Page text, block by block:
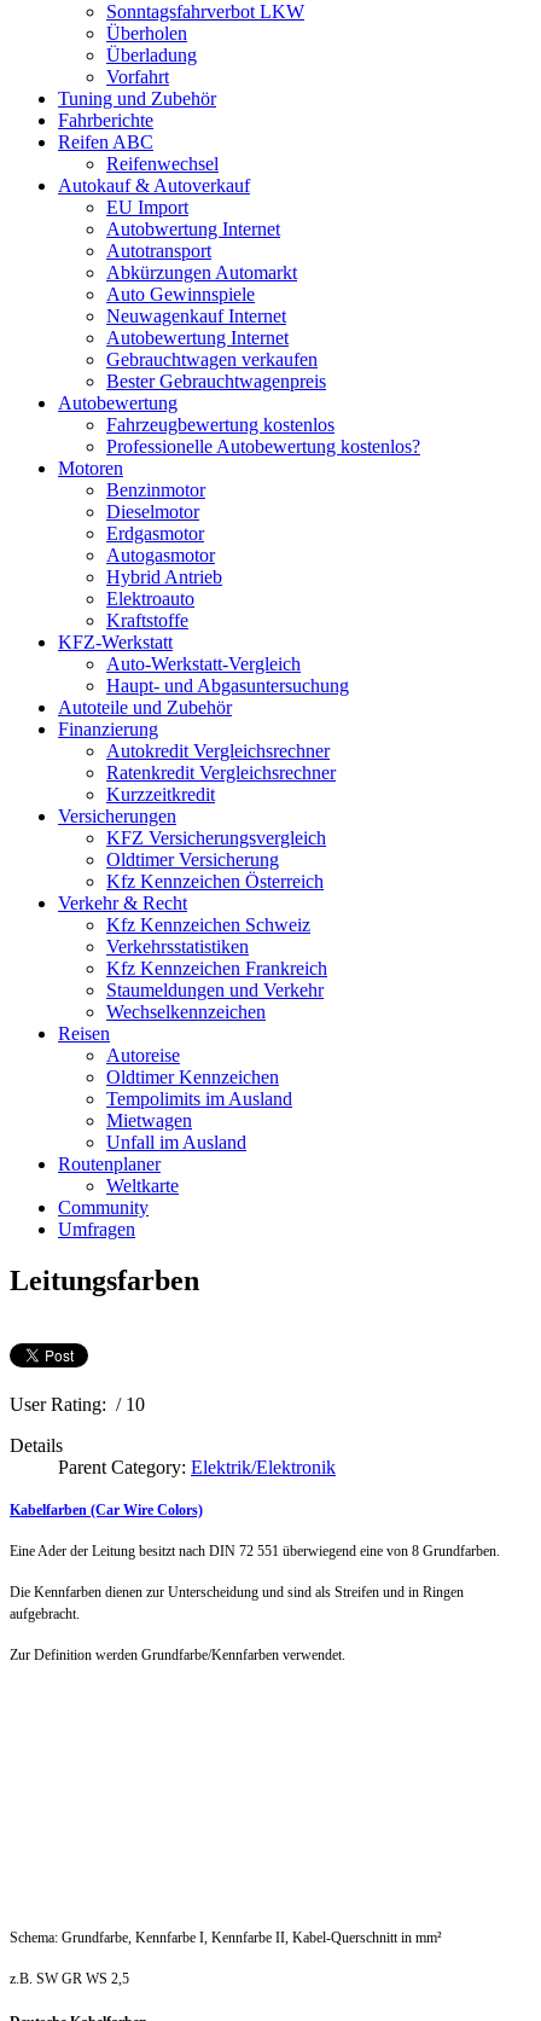
Sonntagsfahrverbot LKW
Überholen
Überladung
Vorfahrt
Tuning und Zubehör
Fahrberichte
Reifen ABC
Reifenwechsel
Autokauf & Autoverkauf
EU Import
Autobwertung Internet
Autotransport
Abkürzungen Automarkt
Auto Gewinnspiele
Neuwagenkauf Internet
Autobewertung Internet
Gebrauchtwagen verkaufen
Bester Gebrauchtwagenpreis
Autobewertung
Fahrzeugbewertung kostenlos
Professionelle Autobewertung kostenlos?
Motoren
Benzinmotor
Dieselmotor
Erdgasmotor
Autogasmotor
Hybrid Antrieb
Elektroauto
Kraftstoffe
KFZ-Werkstatt
Auto-Werkstatt-Vergleich
Haupt- und Abgasuntersuchung
Autoteile und Zubehör
Finanzierung
Autokredit Vergleichsrechner
Ratenkredit Vergleichsrechner
Kurzzeitkredit
Versicherungen
KFZ Versicherungsvergleich
Oldtimer Versicherung
Kfz Kennzeichen Österreich
Verkehr & Recht
Kfz Kennzeichen Schweiz
Verkehrsstatistiken
Kfz Kennzeichen Frankreich
Staumeldungen und Verkehr
Wechselkennzeichen
Reisen
Autoreise
Oldtimer Kennzeichen
Tempolimits im Ausland
Mietwagen
Unfall im Ausland
Routenplaner
Weltkarte
Community
Umfragen
Leitungsfarben
User Rating: / 10
Details
Parent Category: Elektrik/Elektronik
Kabelfarben (Car Wire Colors)
Eine Ader der Leitung besitzt nach DIN 72 551 überwiegend eine von 8 Grundfarben.
Die Kennfarben dienen zur Unterscheidung und sind als Streifen und in Ringen
aufgebracht.
Zur Definition werden Grundfarbe/Kennfarben verwendet.
Schema: Grundfarbe, Kennfarbe I, Kennfarbe II, Kabel-Querschnitt in mm²
z.B. SW GR WS 2,5